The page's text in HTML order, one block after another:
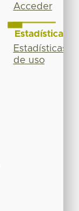
Acceder
Estadísticas
Estadísticas
de uso